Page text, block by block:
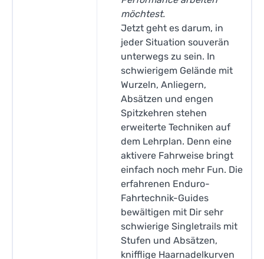
möchtest.
Jetzt geht es darum, in
jeder Situation souverän
unterwegs zu sein. In
schwierigem Gelände mit
Wurzeln, Anliegern,
Absätzen und engen
Spitzkehren stehen
erweiterte Techniken auf
dem Lehrplan. Denn eine
aktivere Fahrweise bringt
einfach noch mehr Fun. Die
erfahrenen Enduro-
Fahrtechnik-Guides
bewältigen mit Dir sehr
schwierige Singletrails mit
Stufen und Absätzen,
knifflige Haarnadelkurven